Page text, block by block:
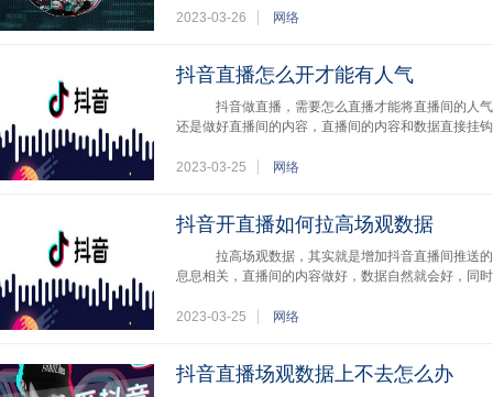
2023-03-26 网络
抖音直播怎么开才能有人气
抖音做直播，需要怎么直播才能将直播间的人
还是做好直播间的内容，直播间的内容和数据直接挂
2023-03-25 网络
抖音开直播如何拉高场观数据
拉高场观数据，其实就是增加抖音直播间推送
息息相关，直播间的内容做好，数据自然就会好，同
2023-03-25 网络
抖音直播场观数据上不去怎么办